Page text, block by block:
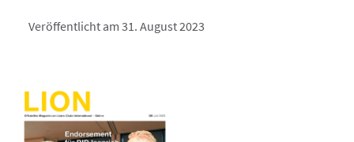
Veröffentlicht am 31. August 2023